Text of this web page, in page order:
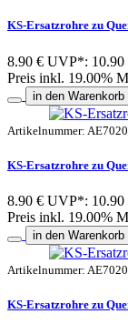
KS-Ersatzrohre zu
8.90 € UVP*: 10.90
Preis inkl. 19.00%
in den Warenkorb
Artikelnummer:
KS-Ersatzrohre zu
8.90 € UVP*: 10.90
Preis inkl. 19.00%
in den Warenkorb
Artikelnummer:
KS-Ersatzrohre zu